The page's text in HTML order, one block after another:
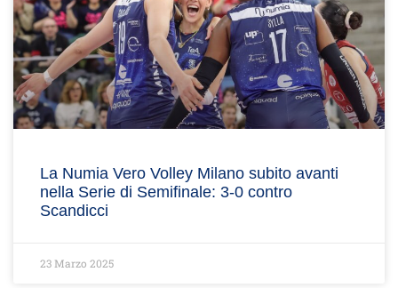
La Numia Vero Volley Milano subito avanti
nella Serie di Semifinale: 3-0 contro
Scandicci
23 Marzo 2025